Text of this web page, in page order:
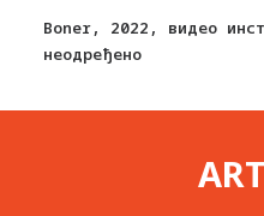
Boner, 2022, видео
неодређено